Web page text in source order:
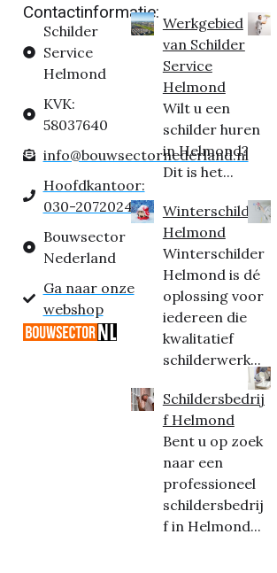
Contactinformatie:
Schilder
Service
Helmond
KVK:
58037640
info@bouwsectornederland.nl
Hoofdkantoor:
030-2072024
Bouwsector
Nederland
Ga naar onze
webshop
Werkgebied
van Schilder
Service
Helmond
Wilt u een
schilder huren
in Helmond?
Dit is het...
Winterschilder
Helmond
Winterschilder
Helmond is dé
oplossing voor
iedereen die
kwalitatief
schilderwerk...
Schildersbedrij
f Helmond
Bent u op zoek
naar een
professioneel
schildersbedrij
f in Helmond...